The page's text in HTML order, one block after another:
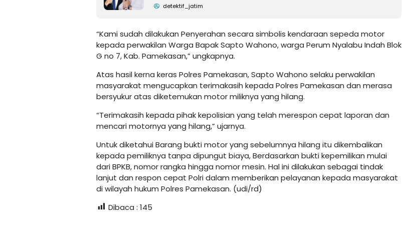
detektif_jatim
“Kami sudah dilakukan Penyerahan secara simbolis kendaraan sepeda motor
kepada perwakilan Warga Bapak Sapto Wahono, warga Perum Nyalabu Indah Blok
G no 7, Kab. Pamekasan,” ungkapnya.
Atas hasil kerna keras Polres Pamekasan, Sapto Wahono selaku perwakilan
masyarakat mengucapkan terimakasih kepada Polres Pamekasan dan merasa
bersyukur atas diketemukan motor miliknya yang hilang.
“Terimakasih kepada pihak kepolisian yang telah merespon cepat laporan dan
mencari motornya yang hilang,” ujarnya.
Untuk diketahui Barang bukti motor yang sebelumnya hilang itu dikembalikan
kepada pemiliknya tanpa dipungut biaya, Berdasarkan bukti kepemilikan mulai
dari BPKB, nomor rangka hingga nomor mesin. Hal ini dilakukan sebagai tindak
lanjut dan respon cepat Polri dalam memberikan pelayanan kepada masyarakat
di wilayah hukum Polres Pamekasan. (udi/rd)
Dibaca : 145